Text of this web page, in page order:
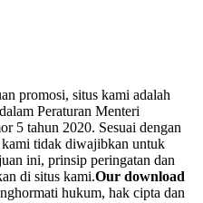
promosi, situs kami adalah
Peraturan Menteri
5 tahun 2020. Sesuai dengan
kami tidak diwajibkan untuk
ini, prinsip peringatan dan
di situs kami.Our download
hukum, hak cipta dan